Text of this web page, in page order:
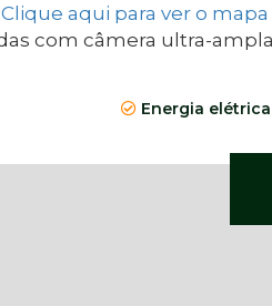
Clique aqui para ver o mapa
com câmera ultra-
Energia elétrica